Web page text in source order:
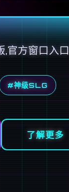
,官方窗口入口
#神级SLG
了解更多